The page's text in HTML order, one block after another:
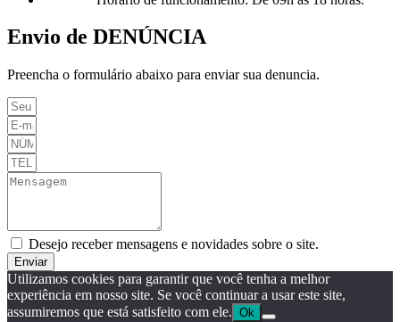
Envio de DENÚNCIA
Preencha o formulário abaixo para enviar sua denuncia.
Desejo receber mensagens e novidades sobre o site.
Enviar
Utilizamos cookies para garantir que você tenha a melhor
experiência em nosso site. Se você continuar a usar este site,
assumiremos que está satisfeito com ele. Ok